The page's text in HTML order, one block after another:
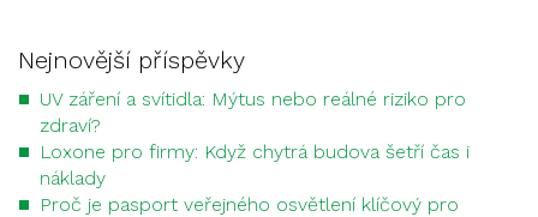
Nejnovější příspěvky
UV záření a svítidla: Mýtus nebo reálné riziko pro
zdraví?
Loxone pro firmy: Když chytrá budova šetří čas i
náklady
Proč je pasport veřejného osvětlení klíčový pro